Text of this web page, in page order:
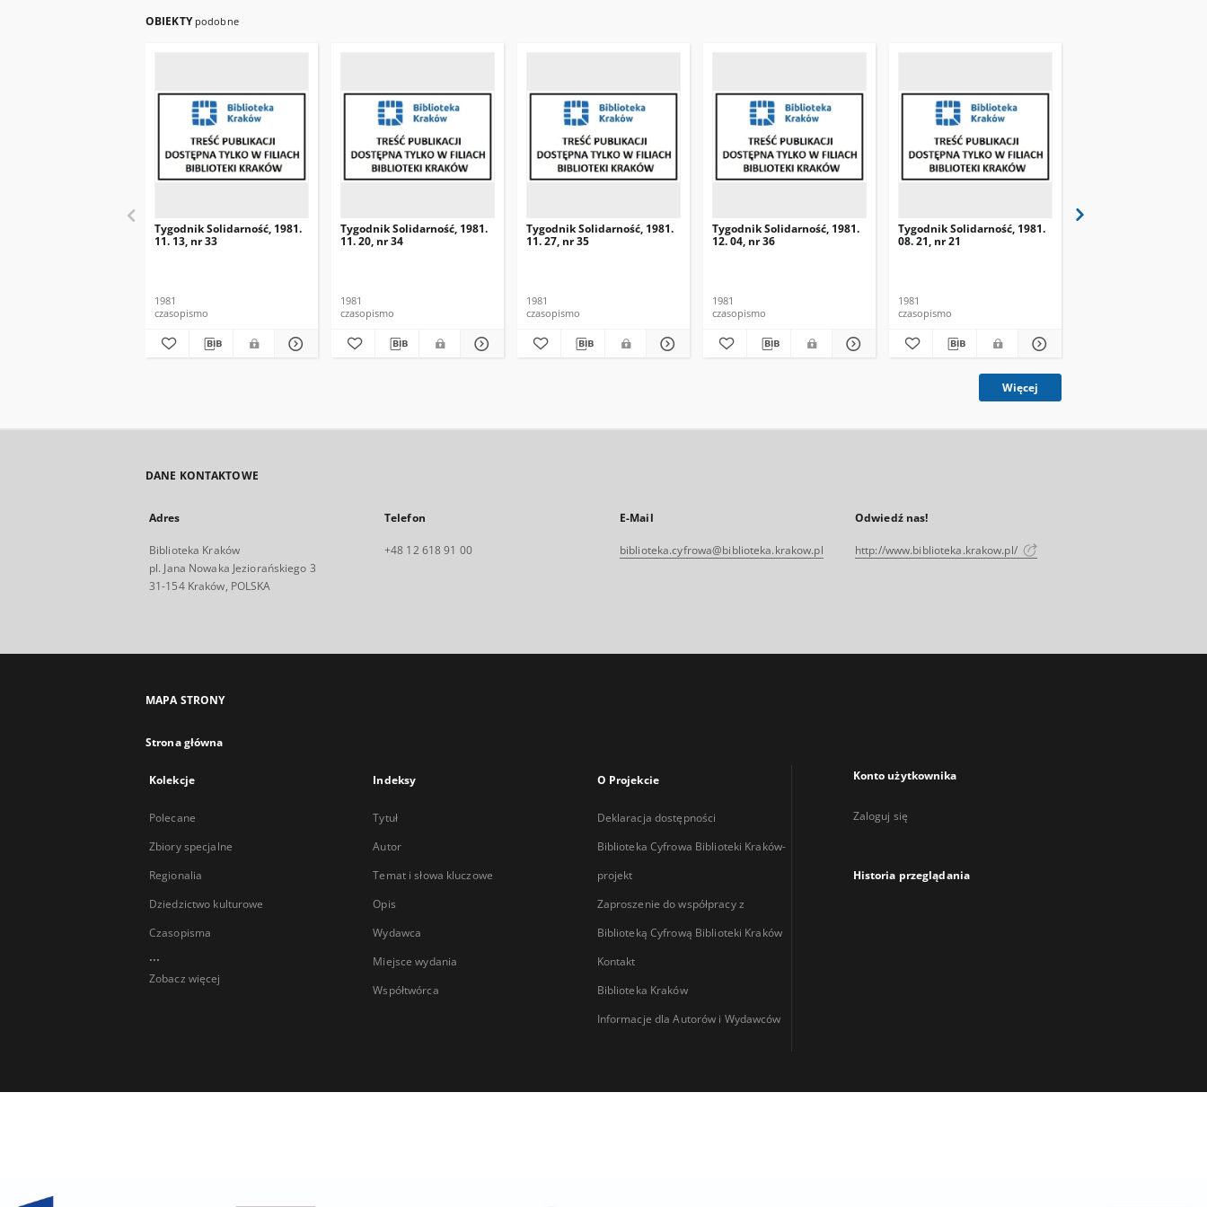
OBIEKTY podobne
Tygodnik Solidarność, 1981.
11. 13, nr 33
1981
czasopismo
Tygodnik Solidarność, 1981.
11. 20, nr 34
1981
czasopismo
Tygodnik Solidarność, 1981.
11. 27, nr 35
1981
czasopismo
Tygodnik Solidarność, 1981.
12. 04, nr 36
1981
czasopismo
Tygodnik Solidarność, 1981.
08. 21, nr 21
1981
czasopismo
Więcej
DANE KONTAKTOWE
Adres
Biblioteka Kraków
pl. Jana Nowaka Jeziorańskiego 3
31-154 Kraków, POLSKA
Telefon
+48 12 618 91 00
E-Mail
biblioteka.cyfrowa@biblioteka.krakow.pl
Odwiedź nas!
http://www.biblioteka.krakow.pl/
MAPA STRONY
Strona główna
Kolekcje
Polecane
Zbiory specjalne
Regionalia
Dziedzictwo kulturowe
Czasopisma
...
Zobacz więcej
Indeksy
Tytuł
Autor
Temat i słowa kluczowe
Opis
Wydawca
Miejsce wydania
Współtwórca
O Projekcie
Deklaracja dostępności
Biblioteka Cyfrowa Biblioteki Kraków-
projekt
Zaproszenie do współpracy z
Biblioteką Cyfrową Biblioteki Kraków
Kontakt
Biblioteka Kraków
Informacje dla Autorów i Wydawców
Konto użytkownika
Zaloguj się
Historia przeglądania